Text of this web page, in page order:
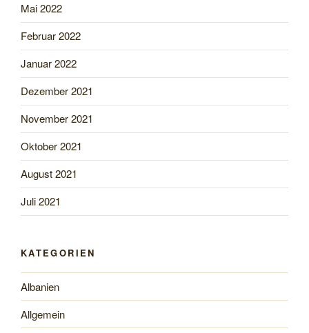
Mai 2022
Februar 2022
Januar 2022
Dezember 2021
November 2021
Oktober 2021
August 2021
Juli 2021
KATEGORIEN
Albanien
Allgemein